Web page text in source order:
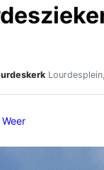
Weer